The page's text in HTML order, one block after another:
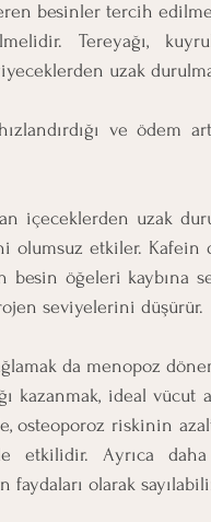
besinler tercih
Tereyağı,
uzak
ve ödem
içeceklerden uzak
etkiler. Kafein
besin öğeleri kaybına
seviyelerini düşürür.
da menopoz
kazanmak, ideal vücut
osteoporoz riskinin
etkilidir. Ayrıca
faydaları olarak